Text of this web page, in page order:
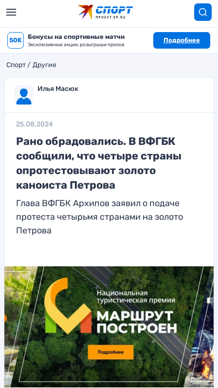
50K Бонусы на спортивные матчи
Эксклюзивные акции, розыгрыши призов
Подробнее
Спорт Другие
Илья Масюк
25.08.2024
Рано обрадовались. В ВФГБК
сообщили, что четыре страны
опротестовывают золото
каноиста Петрова
Глава ВФГБК Архипов заявил о подаче
протеста четырьмя странами на золото
Петрова